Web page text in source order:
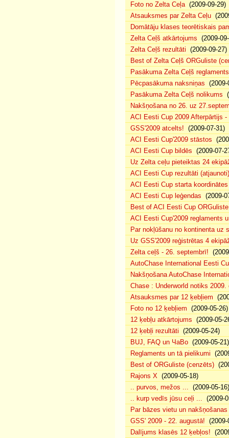
Foto no Zelta Ceļa(2009-09-29)
Atsauksmes par Zelta Ceļu
Domātāju klases teorētiskais
Zelta Ceļš atkārtojums (2009-
Zelta Ceļš rezultāti (2009-09-27)
Best of Zelta Ceļš ORGuliste
Pasākuma Zelta Ceļš reglaments
Pēcpasākuma naksniņas (2009-
Pasākuma Zelta Ceļš nolikums
Nakšņošana no 26. uz
ACI Eesti Cup 2009 Afterpārtijs -
GSS'2009 atcelts! (2009-07-31)
ACI Eesti Cup'2009 stāstos
ACI Eesti Cup bildēs (2009-07-
Uz Zelta ceļu pieteiktas 24
ACI Eesti Cup rezultāti (atjaunoti)
ACI Eesti Cup starta koordinātes
ACI Eesti Cup leģendas (2009-
Best of ACI Eesti Cup
ACI Eesti Cup'2009 reglaments
Par nokļūšanu no kontinenta uz
Uz GSS'2009 reģistrētas 4
Zelta ceļš - 26. septembrī!
AutoChase International Eesti
Nakšņošana AutoChase
Chase : Underworld notiks 2009.
Atsauksmes par 12 ķebļiem
Foto no 12 ķebļiem (2009-05-26)
12 ķebļu atkārtojums (2009-05-
12 ķebļi rezultāti (2009-05-24)
BUJ, FAQ un ЧаВо (2009-05-21)
Reglaments un tā pielikumi
Best of ORGuliste (cenzēts)
Rajons X (2009-05-18)
.. purvos, mežos ... (2009-05-16)
.. kurp vedīs jūsu ceļi ... (2009-
Par bāzes vietu un
GSS' 2009 - 22. augustā! (2009-
Dalījums klasēs 12 ķebļos!